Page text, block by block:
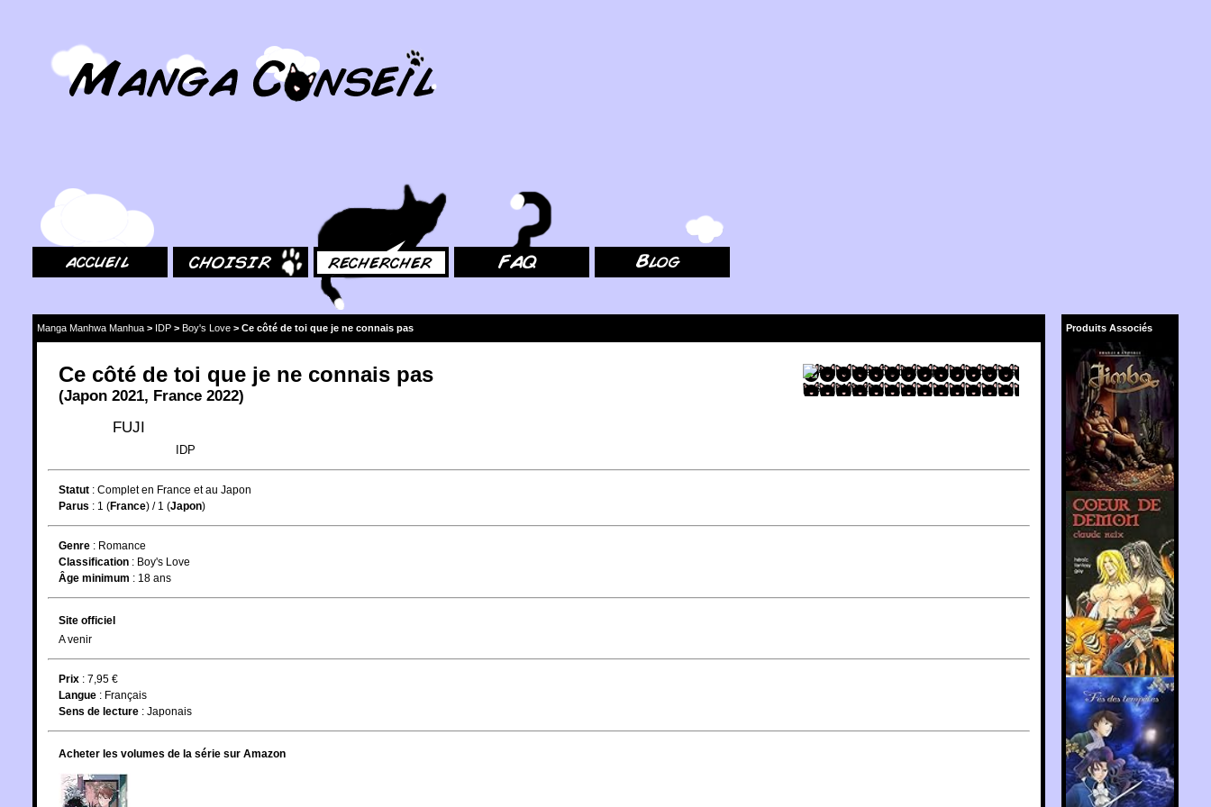
Produits Associés
Manga Manhwa Manhua > IDP > Boy's Love > Ce côté de toi que je ne connais pas
Ce côté de toi que je ne connais pas
(Japon 2021, France 2022)
FUJI
IDP
Statut : Complet en France et au Japon
Parus : 1 (France) / 1 (Japon)
Genre : Romance
Classification : Boy's Love
Âge minimum : 18 ans
Site officiel
A venir
Prix : 7,95 €
Langue : Français
Sens de lecture : Japonais
Acheter les volumes de la série sur Amazon